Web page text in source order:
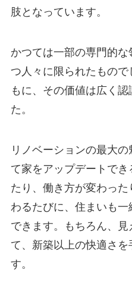
肢となっています。
かつては一部の専門的
つ人々に限られたもので
もに、その価値は広く
た。
リノベーションの最大
て家をアップデートでき
たり、働き方が変わっ
わるたびに、住まいも
できます。もちろん、
て、新築以上の快適さ
す。